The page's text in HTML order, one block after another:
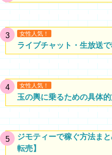
女性人気！
ライブチャット・生放送
女性人気！
玉の輿に乗るための具体
ジモティーで稼ぐ方法ま
転売】